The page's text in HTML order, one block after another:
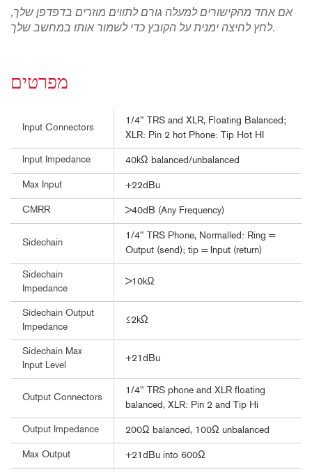
אם אחד מהקישורים למעלה גורם לתווים מוזרים בדפדפן שלך,
לחץ לחיצה ימנית על הקובץ כדי לשמור אותו במחשב שלך.
מפרטים
Input Connectors
1/4" TRS and XLR, Floating Balanced;
XLR: Pin 2 hot Phone: Tip Hot HI
Input Impedance 40kΩ balanced/unbalanced
Max Input +22dBu
CMRR >40dB (Any Frequency)
Sidechain
1/4" TRS Phone, Normalled: Ring =
Output (send); tip = Input (return)
Sidechain
Impedance
>10kΩ
Sidechain Output
Impedance
≤2kΩ
Sidechain Max
Input Level
+21dBu
Output Connectors
1/4" TRS phone and XLR floating
balanced, XLR: Pin 2 and Tip Hi
Output Impedance 200Ω balanced, 100Ω unbalanced
Max Output +21dBu into 600Ω